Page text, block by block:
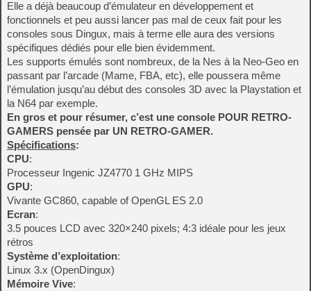
Elle a déjà beaucoup d’émulateur en développement et
fonctionnels et peu aussi lancer pas mal de ceux fait pour les
consoles sous Dingux, mais à terme elle aura des versions
spécifiques dédiés pour elle bien évidemment.
Les supports émulés sont nombreux, de la Nes à la Neo-Geo en
passant par l’arcade (Mame, FBA, etc), elle poussera même
l’émulation jusqu’au début des consoles 3D avec la Playstation et
la N64 par exemple.
En gros et pour résumer, c’est une console POUR RETRO-
GAMERS pensée par UN RETRO-GAMER.
Spécifications:
CPU:
Processeur Ingenic JZ4770 1 GHz MIPS
GPU:
Vivante GC860, capable of OpenGL ES 2.0
Ecran:
3.5 pouces LCD avec 320×240 pixels; 4:3 idéale pour les jeux
rétros
Système d’exploitation:
Linux 3.x (OpenDingux)
Mémoire Vive: